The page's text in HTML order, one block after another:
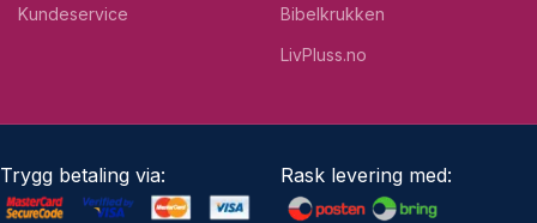
Kundeservice
Bibelkrukken
LivPluss.no
Trygg betaling via: Rask levering med: